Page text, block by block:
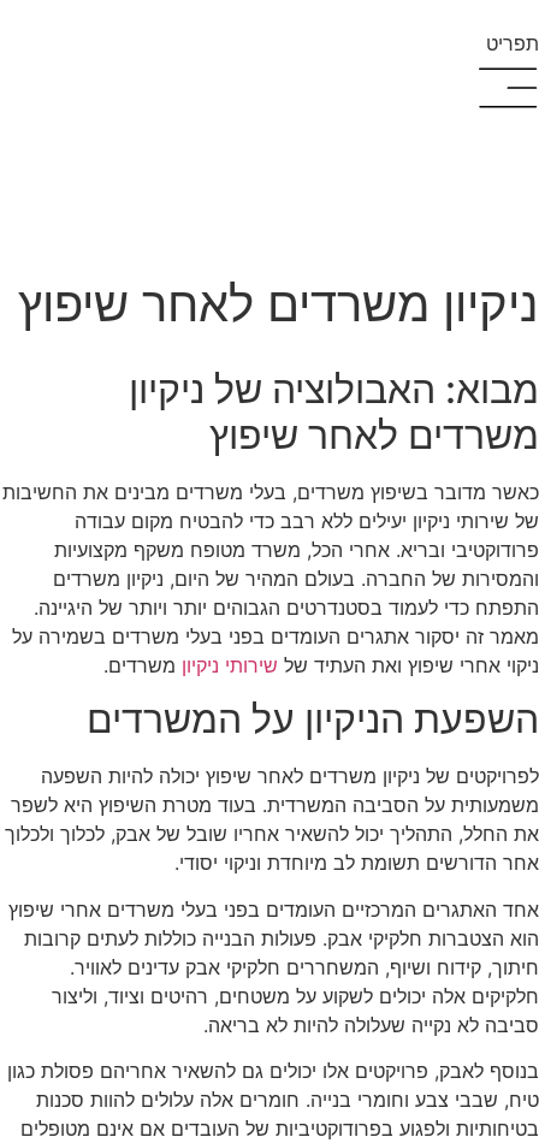
תפריט
ניקיון משרדים לאחר שיפוץ
מבוא: האבולוציה של ניקיון
משרדים לאחר שיפוץ
כאשר מדובר בשיפוץ משרדים, בעלי משרדים מבינים את החשיבות
של שירותי ניקיון יעילים ללא רבב כדי להבטיח מקום עבודה
פרודוקטיבי ובריא. אחרי הכל, משרד מטופח משקף מקצועיות
והמסירות של החברה. בעולם המהיר של היום, ניקיון משרדים
התפתח כדי לעמוד בסטנדרטים הגבוהים יותר ויותר של היגיינה.
מאמר זה יסקור אתגרים העומדים בפני בעלי משרדים בשמירה על
ניקוי אחרי שיפוץ ואת העתיד של שירותי ניקיון משרדים.
השפעת הניקיון על המשרדים
לפרויקטים של ניקיון משרדים לאחר שיפוץ יכולה להיות השפעה
משמעותית על הסביבה המשרדית. בעוד מטרת השיפוץ היא לשפר
את החלל, התהליך יכול להשאיר אחריו שובל של אבק, לכלוך ולכלוך
אחר הדורשים תשומת לב מיוחדת וניקוי יסודי.
אחד האתגרים המרכזיים העומדים בפני בעלי משרדים אחרי שיפוץ
הוא הצטברות חלקיקי אבק. פעולות הבנייה כוללות לעתים קרובות
חיתוך, קידוח ושיוף, המשחררים חלקיקי אבק עדינים לאוויר.
חלקיקים אלה יכולים לשקוע על משטחים, רהיטים וציוד, וליצור
סביבה לא נקייה שעלולה להיות לא בריאה.
בנוסף לאבק, פרויקטים אלו יכולים גם להשאיר אחריהם פסולת כגון
טיח, שבבי צבע וחומרי בנייה. חומרים אלה עלולים להוות סכנות
בטיחותיות ולפגוע בפרודוקטיביות של העובדים אם אינם מטופלים